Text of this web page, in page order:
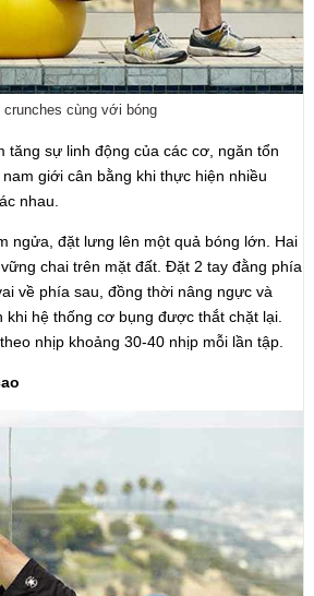
crunches cùng với bóng
tăng sự linh động của các cơ, ngăn tổn
giới cân bằng khi thực hiện nhiều
nhau.
ngửa, đặt lưng lên một quả bóng lớn. Hai
chai trên mặt đất. Đặt 2 tay đằng phía
về phía sau, đồng thời nâng ngực và
khi hệ thống cơ bụng được thắt chặt lại.
nhịp khoảng 30-40 nhịp mỗi lần tập.